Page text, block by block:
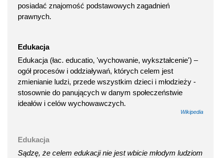
posiadać znajomość podstawowych zagadnień
prawnych.
Edukacja
Edukacja (łac. educatio, 'wychowanie, wykształcenie') –
ogół procesów i oddziaływań, których celem jest
zmienianie ludzi, przede wszystkim dzieci i młodzieży -
stosownie do panujących w danym społeczeństwie
ideałów i celów wychowawczych.
Wikipedia
Edukacja
Sądzę, że celem edukacji nie jest wbicie młodym ludziom